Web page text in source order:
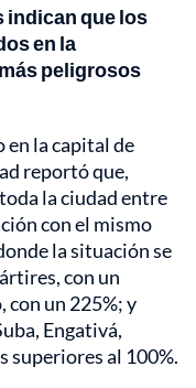
indican que los
en la
peligrosos
en la capital de
reportó que,
la ciudad entre
con el mismo
la situación se
con un
con un 225%; y
Engativá,
superiores al 100%.